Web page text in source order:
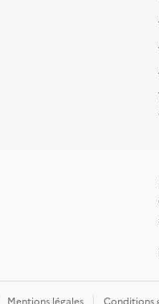
Mentions légales Conditions